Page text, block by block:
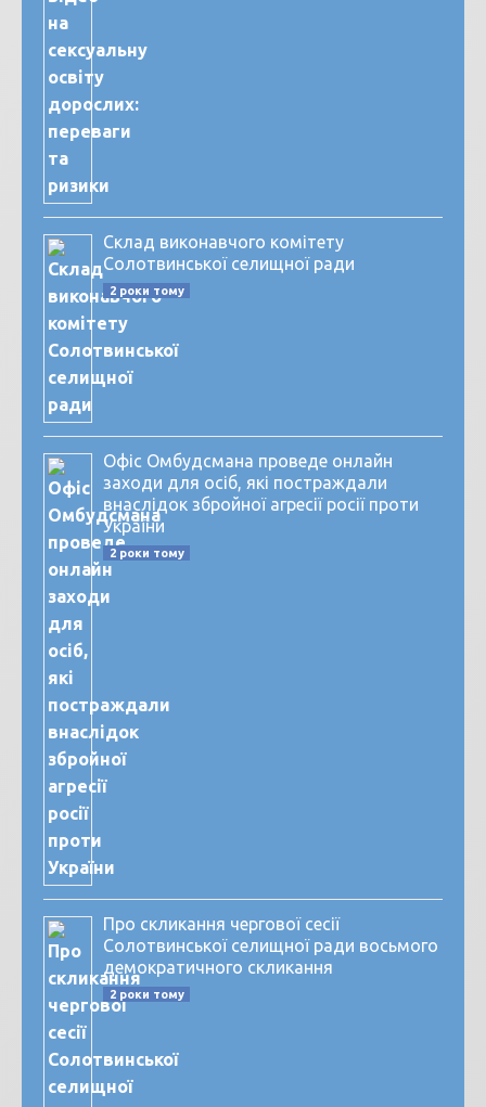
Склад виконавчого комітету
Солотвинської селищної ради
2 роки тому
Офіс Омбудсмана проведе онлайн
заходи для осіб, які постраждали
внаслідок збройної агресії росії проти
України
2 роки тому
Про скликання чергової сесії
Солотвинської селищної ради восьмого
демократичного скликання
2 роки тому